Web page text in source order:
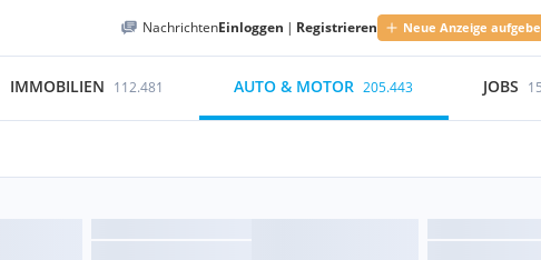
NachrichtenEinloggen | Registrieren Neue Anzeige
IMMOBILIEN 112.481 AUTO & MOTOR 205.443 JOBS